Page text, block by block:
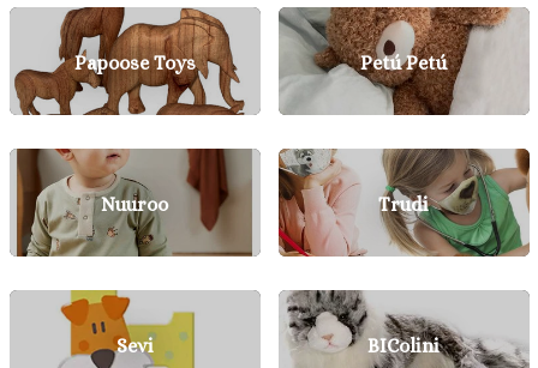
Papoose Toys Petú Petú
Nuuroo Trudi
Sevi BIColini